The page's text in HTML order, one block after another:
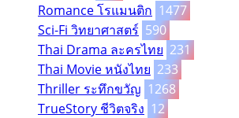
Romance โรแมนติก 1477
Sci-Fi วิทยาศาสตร์ 590
Thai Drama ละครไทย 231
Thai Movie หนังไทย 233
Thriller ระทึกขวัญ 1268
TrueStory ชีวิตจริง 12